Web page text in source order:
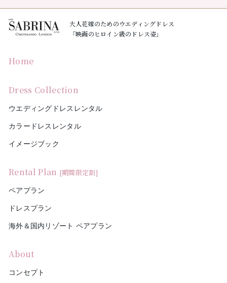
大人花嫁のためのウエディングドレス
「映画のヒロイン級のドレス姿」
Home
Dress Collection
ウエディングドレスレンタル
カラードレスレンタル
イメージブック
Rental Plan [期間限定割]
ペアプラン
ドレスプラン
海外＆国内リゾート ペアプラン
About
コンセプト